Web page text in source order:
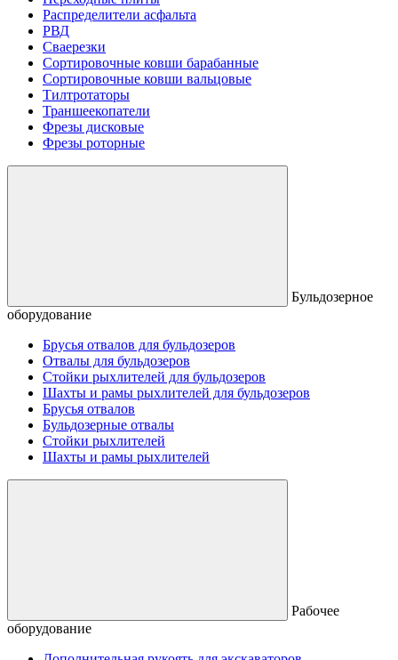
Распределители асфальта
РВД
Сваерезки
Сортировочные ковши барабанные
Сортировочные ковши вальцовые
Тилтротаторы
Траншеекопатели
Фрезы дисковые
Фрезы роторные
Бульдозерное
оборудование
Брусья отвалов для бульдозеров
Отвалы для бульдозеров
Стойки рыхлителей для бульдозеров
Шахты и рамы рыхлителей для бульдозеров
Брусья отвалов
Бульдозерные отвалы
Стойки рыхлителей
Шахты и рамы рыхлителей
Рабочее
оборудование